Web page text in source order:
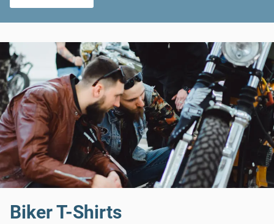
Biker T-Shirts